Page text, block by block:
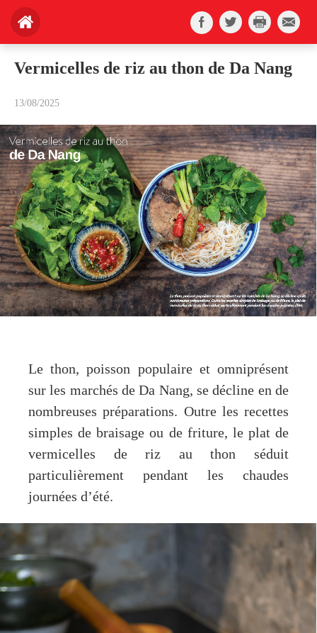
Vermicelles de riz au thon de Da Nang
13/08/2025
Le thon, poisson populaire et omniprésent
sur les marchés de Da Nang, se décline en de
nombreuses préparations. Outre les recettes
simples de braisage ou de friture, le plat de
vermicelles de riz au thon séduit
particulièrement pendant les chaudes
journées d’été.